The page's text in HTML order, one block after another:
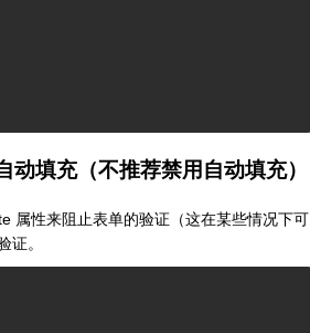
填充（不推荐禁用自动填充）
属性来阻止表单的验证（这在某些情况下可
证。